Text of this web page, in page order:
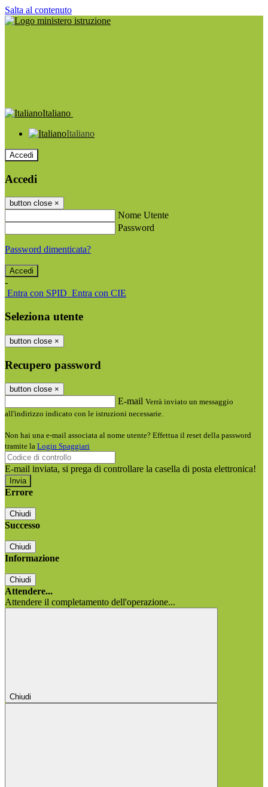
Salta al contenuto
Italiano
Italiano
Accedi
Accedi
button close ×
Nome Utente
Password
Password dimenticata?
-
Entra con SPID Entra con CIE
Seleziona utente
button close ×
Recupero password
button close ×
E-mail Verrà inviato un messaggio
all'indirizzo indicato con le istruzioni necessarie.
Non hai una e-mail associata al nome utente? Effettua il reset della password
tramite la Login Spaggiari
E-mail inviata, si prega di controllare la casella di posta elettronica!
Errore
Chiudi
Successo
Chiudi
Informazione
Chiudi
Attendere...
Attendere il completamento dell'operazione...
Chiudi